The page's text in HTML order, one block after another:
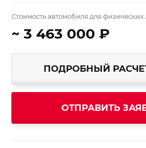
Стоимость автомобиля для физических
~ 3 463 000 ₽
ПОДРОБНЫЙ